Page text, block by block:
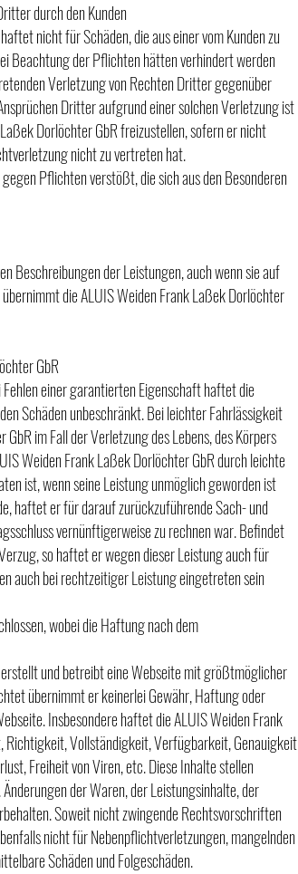
durch den Kunden
nicht für Schäden, die aus einer vom Kunden zu
Beachtung der Pflichten hätten verhindert werden
Verletzung von Rechten Dritter gegenüber
Dritter aufgrund einer solchen Verletzung ist
Dorlöchter GbR freizustellen, sofern er nicht
nicht zu vertreten hat.
Pflichten verstößt, die sich aus den Besonderen
Beschreibungen der Leistungen, auch wenn sie auf
die ALUIS Weiden Frank Laßek Dorlöchter
GbR
einer garantierten Eigenschaft haftet die
Schäden unbeschränkt. Bei leichter Fahrlässigkeit
im Fall der Verletzung des Lebens, des Körpers
Weiden Frank Laßek Dorlöchter GbR durch leichte
ist, wenn seine Leistung unmöglich geworden ist
haftet er für darauf zurückzuführende Sach- und
vernünftigerweise zu rechnen war. Befindet
so haftet er wegen dieser Leistung auch für
auch bei rechtzeitiger Leistung eingetreten sein
wobei die Haftung nach dem
und betreibt eine Webseite mit größtmöglicher
übernimmt er keinerlei Gewähr, Haftung oder
Insbesondere haftet die ALUIS Weiden Frank
Vollständigkeit, Verfügbarkeit, Genauigkeit
Freiheit von Viren, etc. Diese Inhalte stellen
der Waren, der Leistungsinhalte, der
Soweit nicht zwingende Rechtsvorschriften
nicht für Nebenpflichtverletzungen, mangelnden
Schäden und Folgeschäden.